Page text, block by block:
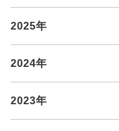
2025年
2024年
2023年